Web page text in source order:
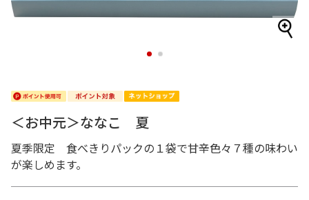
1 2
＜お中元＞ななこ 夏
夏季限定 食べきりパックの１袋で甘辛色々７種の味わい
が楽しめます。